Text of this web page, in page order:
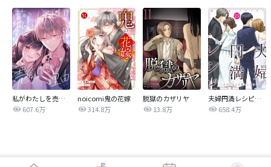
私がわたしを売る理由
607.6万
noicomi鬼の花嫁
314.8万
脱獄のカザリヤ
13.8万
夫婦円満レシピ～それでも夫を愛している～
658.4万